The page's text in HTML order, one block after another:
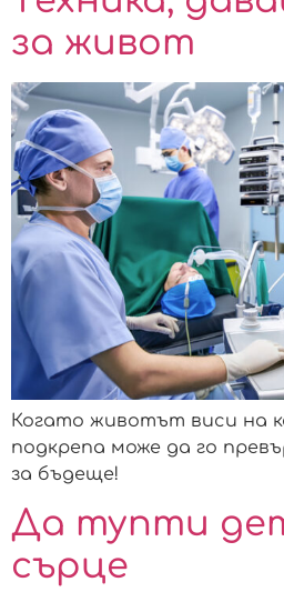
за живот
Когато животът виси на
подкрепа може да го
за бъдеще!
Да тупти
сърце